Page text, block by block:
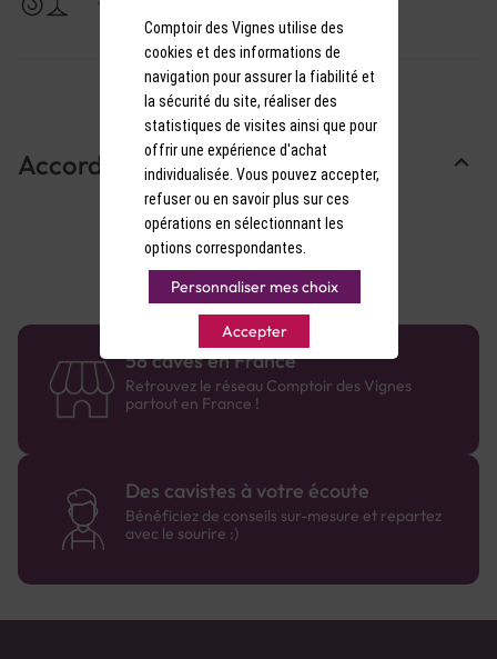
17-18°C
Accords Mets & Vins
58 caves en France
Retrouvez le réseau Comptoir des Vignes
partout en France !
Des cavistes à votre écoute
Bénéficiez de conseils sur-mesure et repartez
avec le sourire :)
Comptoir des Vignes utilise des
cookies et des informations de
navigation pour assurer la fiabilité et
la sécurité du site, réaliser des
statistiques de visites ainsi que pour
offrir une expérience d'achat
individualisée. Vous pouvez accepter,
refuser ou en savoir plus sur ces
opérations en sélectionnant les
options correspondantes.
Personnaliser mes choix
Accepter